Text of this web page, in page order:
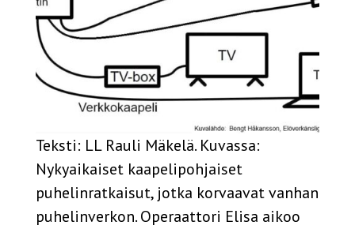
Teksti: LL Rauli Mäkelä. Kuvassa:
Nykyaikaiset kaapelipohjaiset
puhelinratkaisut, jotka korvaavat vanhan
puhelinverkon. Operaattori Elisa aikoo